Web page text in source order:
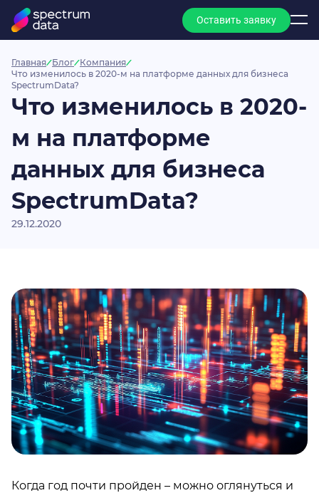
Оставить заявку
Главная Блог Компания
Что изменилось в 2020-м на платформе данных для бизнеса
SpectrumData?
Что изменилось в 2020-
м на платформе
данных для бизнеса
SpectrumData?
29.12.2020
Когда год почти пройден – можно оглянуться и